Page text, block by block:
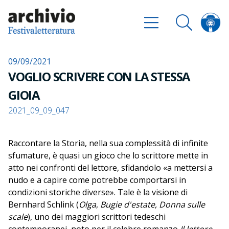
09/09/2021
VOGLIO SCRIVERE CON LA STESSA
GIOIA
2021_09_09_047
Raccontare la Storia, nella sua complessità di infinite
sfumature, è quasi un gioco che lo scrittore mette in
atto nei confronti del lettore, sfidandolo «a mettersi a
nudo e a capire come potrebbe comportarsi in
condizioni storiche diverse». Tale è la visione di
Bernhard Schlink (Olga, Bugie d'estate, Donna sulle
scale), uno dei maggiori scrittori tedeschi